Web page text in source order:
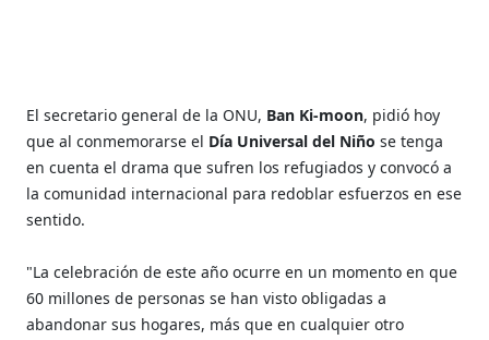
El secretario general de la ONU, Ban Ki-moon, pidió hoy
que al conmemorarse el Día Universal del Niño se tenga
en cuenta el drama que sufren los refugiados y convocó a
la comunidad internacional para redoblar esfuerzos en ese
sentido.
"La celebración de este año ocurre en un momento en que
60 millones de personas se han visto obligadas a
abandonar sus hogares, más que en cualquier otro